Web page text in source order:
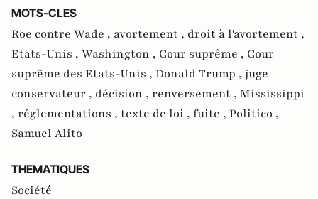
MOTS-CLES
Roe contre Wade , avortement , droit à l'avortement ,
Etats-Unis , Washington , Cour suprême , Cour
suprême des Etats-Unis , Donald Trump , juge
conservateur , décision , renversement , Mississippi
, réglementations , texte de loi , fuite , Politico ,
Samuel Alito
THEMATIQUES
Société